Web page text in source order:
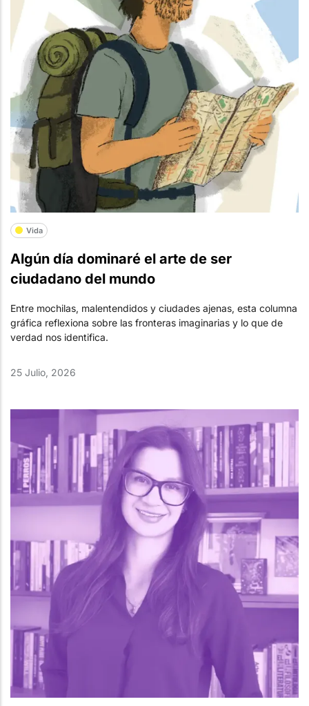
Vida
Algún día dominaré el arte de ser
ciudadano del mundo
Entre mochilas, malentendidos y ciudades ajenas, esta columna
gráfica reflexiona sobre las fronteras imaginarias y lo que de
verdad nos identifica.
25 Julio, 2026